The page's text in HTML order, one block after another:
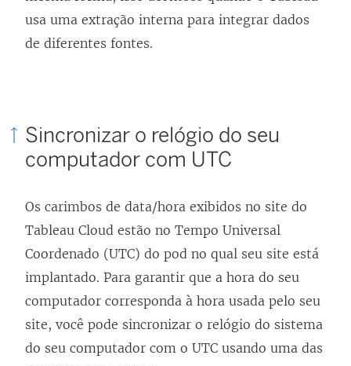
usa uma extração interna para integrar dados
de diferentes fontes.
Sincronizar o relógio do seu
computador com UTC
Os carimbos de data/hora exibidos no site do
Tableau Cloud estão no Tempo Universal
Coordenado (UTC) do pod no qual seu site está
implantado. Para garantir que a hora do seu
computador corresponda à hora usada pelo seu
site, você pode sincronizar o relógio do sistema
do seu computador com o UTC usando uma das